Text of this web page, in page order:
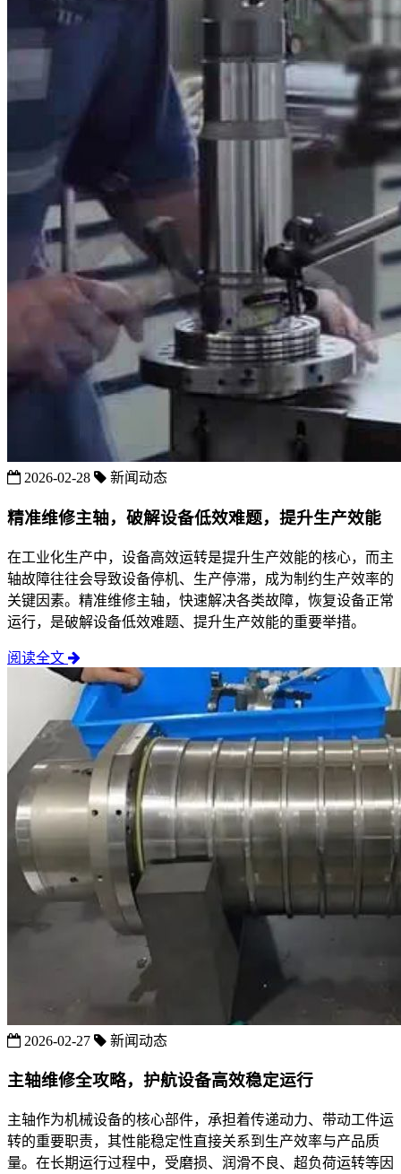
2026-02-28 新闻动态
精准维修主轴，破解设备低效难题，提升生产效能
在工业化生产中，设备高效运转是提升生产效能的核心，而主
轴故障往往会导致设备停机、生产停滞，成为制约生产效率的
关键因素。精准维修主轴，快速解决各类故障，恢复设备正常
运行，是破解设备低效难题、提升生产效能的重要举措。
阅读全文
2026-02-27 新闻动态
主轴维修全攻略，护航设备高效稳定运行
主轴作为机械设备的核心部件，承担着传递动力、带动工件运
转的重要职责，其性能稳定性直接关系到生产效率与产品质
量。在长期运行过程中，受磨损、润滑不良、超负荷运转等因